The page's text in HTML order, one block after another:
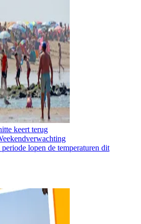
keert terug
lopen de temperaturen dit